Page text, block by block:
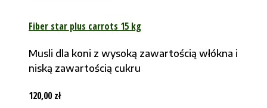
Fiber star plus carrots 15 kg
Musli dla koni z wysoką zawartością włókna i
niską zawartością cukru
120,00zł